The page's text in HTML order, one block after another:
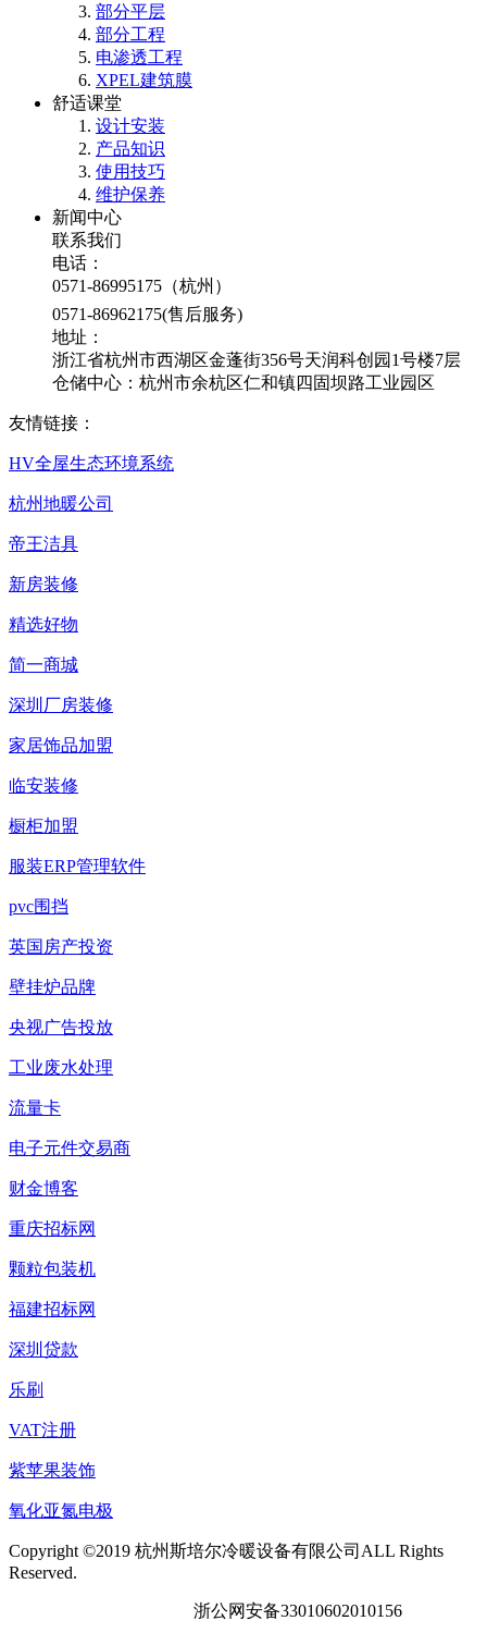
部分平层
部分工程
电渗透工程
XPEL建筑膜
舒适课堂
设计安装
产品知识
使用技巧
维护保养
新闻中心
联系我们
电话：
0571-86995175（杭州）
0571-86962175(售后服务)
地址：
浙江省杭州市西湖区金蓬街356号天润科创园1号楼7层
仓储中心：杭州市余杭区仁和镇四固坝路工业园区
友情链接：
HV全屋生态环境系统
杭州地暖公司
帝王洁具
新房装修
精选好物
简一商城
深圳厂房装修
家居饰品加盟
临安装修
橱柜加盟
服装ERP管理软件
pvc围挡
英国房产投资
壁挂炉品牌
央视广告投放
工业废水处理
流量卡
电子元件交易商
财金博客
重庆招标网
颗粒包装机
福建招标网
深圳贷款
乐刷
VAT注册
紫苹果装饰
氧化亚氮电极
Copyright ©2019 杭州斯培尔冷暖设备有限公司ALL Rights
Reserved.
浙公网安备33010602010156